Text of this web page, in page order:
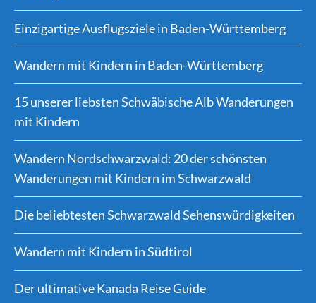
Einzigartige Ausflugsziele in Baden-Württemberg
Wandern mit Kindern in Baden-Württemberg
15 unserer liebsten Schwäbische Alb Wanderungen
mit Kindern
Wandern Nordschwarzwald: 20 der schönsten
Wanderungen mit Kindern im Schwarzwald
Die beliebtesten Schwarzwald Sehenswürdigkeiten
Wandern mit Kindern in Südtirol
Der ultimative Kanada Reise Guide